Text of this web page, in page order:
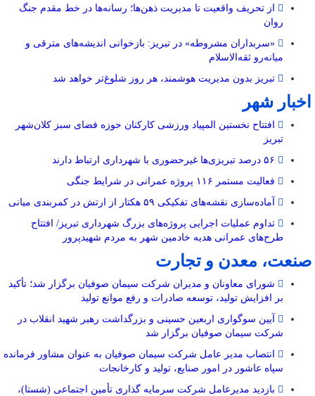
از تحریف واقعیت تا مدیریت ذهن‌ها؛ رسانه‌ها در خط مقدم جنگ
روان
«سربداران مشروطه» در تبریز: بازخوانی اندیشه‌های مترقی و
میانه‌رو ثقه‌الاسلام
تبریز بدون مدیریت هوشمند، هر روز شلوغ‌تر خواهد شد
اخبار شهر
افتتاح نخستین المپیاد ورزشی کارکنان حوزه فضای سبز کلان‌شهر
تبریز
فعالیت مستمر ۱۱۶ پروژه عمرانی در شرایط جنگی
آماده‌سازی نقشه‌های تفکیکی ۵۹ هکتار از ارتش در کمربندی میانی
تداوم عملیات اجرایی پروژه‌های بزرگ شهرداری تبریز/ افتتاح
طرح‌های عمرانی هدیه خادمین شهر به مردم شهیدپرور
صنعت، معدن و تجارت
شورای معاونان و مدیران شرکت سیمان صوفیان برگزار شد؛ تأکید
بر افزایش تولید، توسعه صادرات و رفع موانع تولید
آیین سوگواری اربعین حسینی و بزرگداشت رهبر شهید انقلاب در
شرکت سیمان صوفیان برگزار شد
انتصاب مدیر عامل شرکت سیمان صوفیان به عنوان مشاور فرمانده
سپاه عاشور در امور صنایع، تولید و کارخانجات
بازدید مدیرعامل شرکت سرمایه گذاری تأمین اجتماعی (شستا)،